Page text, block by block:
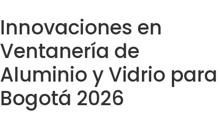
Innovaciones en
Ventanería de
Aluminio y Vidrio para
Bogotá 2026